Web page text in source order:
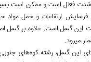
این گسل است. علاوه بر
می‏رود.
این گسل، رشته کوه‌های